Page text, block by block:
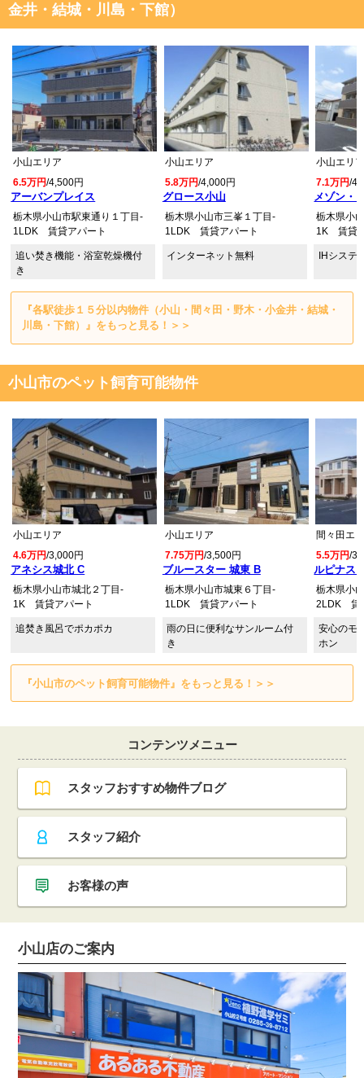
金井・結城・川島・下館）
アーバンプレイス
小山エリア
6.5万円/4,500円
栃木県小山市駅東通り１丁目-
1LDK 賃貸アパート
追い焚き機能・浴室乾燥機付
き
グロース小山
小山エリア
5.8万円/4,000円
栃木県小山市三峯１丁目-
1LDK 賃貸アパート
インターネット無料
メゾン・
小山エリ
7.1万円/
栃木県小
1K 賃貸
IHシステ
『各駅徒歩１５分以内物件（小山・間々田・野木・小金井・結城・
川島・下館）』をもっと見る！＞＞
小山市のペット飼育可能物件
アネシス城北 C
小山エリア
4.6万円/3,000円
栃木県小山市城北２丁目-
1K 賃貸アパート
追焚き風呂でポカポカ
ブルースター 城東 B
小山エリア
7.75万円/3,500円
栃木県小山市城東６丁目-
1LDK 賃貸アパート
雨の日に便利なサンルーム付
き
ルピナス
間々田エ
5.5万円/
栃木県小
2LDK 賃
安心のモ
ホン
『小山市のペット飼育可能物件』をもっと見る！＞＞
コンテンツメニュー
スタッフおすすめ物件ブログ
スタッフ紹介
お客様の声
小山店のご案内